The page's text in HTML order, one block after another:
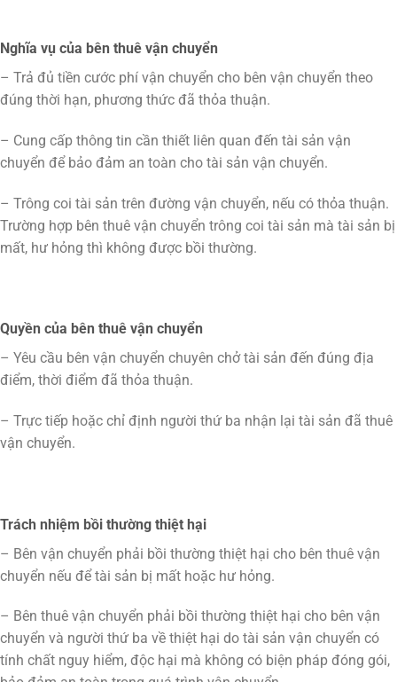
Nghĩa vụ của bên thuê vận chuyển
– Trả đủ tiền cước phí vận chuyển cho bên vận chuyển theo
đúng thời hạn, phương thức đã thỏa thuận.
– Cung cấp thông tin cần thiết liên quan đến tài sản vận
chuyển để bảo đảm an toàn cho tài sản vận chuyển.
– Trông coi tài sản trên đường vận chuyển, nếu có thỏa thuận.
Trường hợp bên thuê vận chuyển trông coi tài sản mà tài sản bị
mất, hư hỏng thì không được bồi thường.
Quyền của bên thuê vận chuyển
– Yêu cầu bên vận chuyển chuyên chở tài sản đến đúng địa
điểm, thời điểm đã thỏa thuận.
– Trực tiếp hoặc chỉ định người thứ ba nhận lại tài sản đã thuê
vận chuyển.
Trách nhiệm bồi thường thiệt hại
– Bên vận chuyển phải bồi thường thiệt hại cho bên thuê vận
chuyển nếu để tài sản bị mất hoặc hư hỏng.
– Bên thuê vận chuyển phải bồi thường thiệt hại cho bên vận
chuyển và người thứ ba về thiệt hại do tài sản vận chuyển có
tính chất nguy hiểm, độc hại mà không có biện pháp đóng gói,